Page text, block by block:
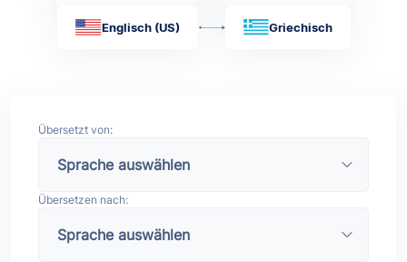
Englisch (US) Griechisch
Übersetzt von:
Übersetzen nach: